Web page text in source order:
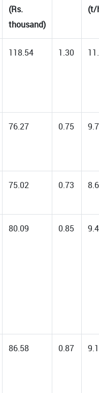
(Rs.
thousand)
(t/
118.54 1.30
76.27 0.75
75.02 0.73
80.09 0.85
86.58 0.87